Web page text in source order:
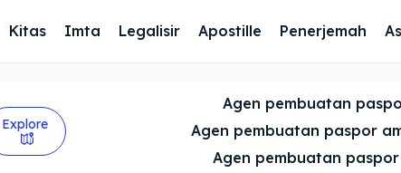
Kitas Imta Legalisir Apostille Penerjemah
Explore
Agen pembuatan
Agen pembuatan paspor
Agen pembuatan